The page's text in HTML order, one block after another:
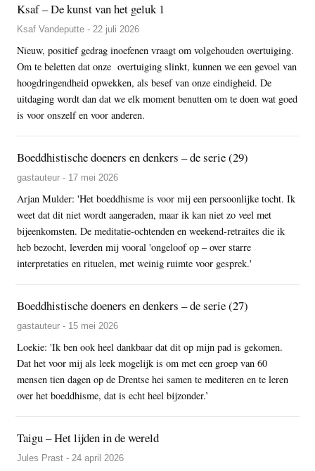
Ksaf – De kunst van het geluk 1
Ksaf Vandeputte - 22 juli 2026
Nieuw, positief gedrag inoefenen vraagt om volgehouden overtuiging.
Om te beletten dat onze overtuiging slinkt, kunnen we een gevoel van
hoogdringendheid opwekken, als besef van onze eindigheid. De
uitdaging wordt dan dat we elk moment benutten om te doen wat goed
is voor onszelf en voor anderen.
Boeddhistische doeners en denkers – de serie (29)
gastauteur - 17 mei 2026
Arjan Mulder: 'Het boeddhisme is voor mij een persoonlijke tocht. Ik
weet dat dit niet wordt aangeraden, maar ik kan niet zo veel met
bijeenkomsten. De meditatie-ochtenden en weekend-retraites die ik
heb bezocht, leverden mij vooral 'ongeloof op – over starre
interpretaties en rituelen, met weinig ruimte voor gesprek.'
Boeddhistische doeners en denkers – de serie (27)
gastauteur - 15 mei 2026
Loekie: 'Ik ben ook heel dankbaar dat dit op mijn pad is gekomen.
Dat het voor mij als leek mogelijk is om met een groep van 60
mensen tien dagen op de Drentse hei samen te mediteren en te leren
over het boeddhisme, dat is echt heel bijzonder.’
Taigu – Het lijden in de wereld
Jules Prast - 24 april 2026